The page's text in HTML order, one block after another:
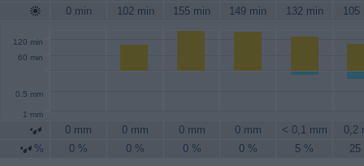
0 min 102 min 155 min 149 min 132 min 105
60 min
120 min
0.5 mm
1 mm
0 mm 0 mm 0 mm 0 mm < 0,1 mm
0,2
%
0 % 0 % 0 % 0 % 5 % 25